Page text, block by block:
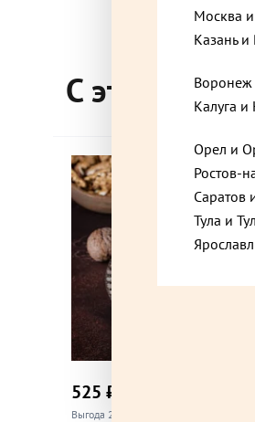
Балашиха, Московская
Граничная улица, 18с2
Балашиха, Московская
Белоозёрский,
Бронницы, Московская
Видное, Московская
Видное, Московская
С этим
525 ₽
Выгода 20% при покупке 1 шт.
Москва
Казань и
Воронеж
Калуга и
Орел и
Ростов-
Саратов
Тула и